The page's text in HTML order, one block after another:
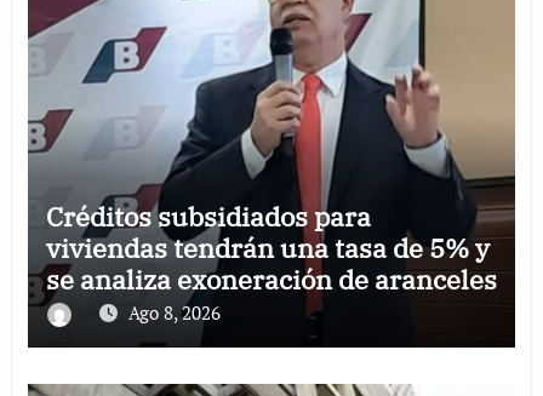
Créditos subsidiados para
viviendas tendrán una tasa de 5% y
se analiza exoneración de aranceles
Ago 8, 2026